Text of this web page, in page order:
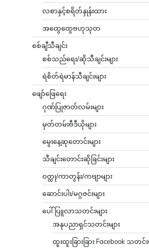
လစာနှင့်စရိတ်နှုန်းထား
အထွေထွေဗဟုသုတ
စစ်ချီသီချင်း
စစ်သည်ရေး/ဆိုသီချင်းများ
ရဲစိတ်ရဲမာန်သီချင်းများ
ဖျော်ဖြေရေး
ဂုဏ်ပြုဇာတ်လမ်းများ
မှတ်တမ်းဗီဒီယိုများ
မွေးနေ့ဆုတောင်းများ
သီချင်းတောင်းဆိုခြင်းများ
ဝတ္ထု/ကာတွန်း/ကဗျာများ
ဆောင်းပါး/မဂ္ဂဇင်းများ
ပေါ်ပြူလာသတင်းများ
အနုပညာရှင်သတင်းများ
ထူးထူးခြားခြား Facebook သတင်း